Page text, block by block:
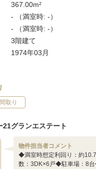
367.00m²
- （満室時: -）
- （満室時: -）
3階建て
1974年03月
間取り
21グランエステート
物件担当者コメント
◆満室時想定利回り：約
数：3DK×6戸◆駐車場：8台